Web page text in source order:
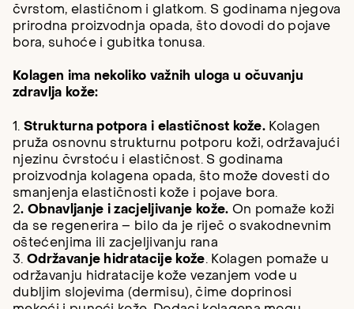
čvrstom, elastičnom i glatkom. S godinama njegova
prirodna proizvodnja opada, što dovodi do pojave
bora, suhoće i gubitka tonusa.
Kolagen ima nekoliko važnih uloga u očuvanju
zdravlja kože:
1. Strukturna potpora i elastičnost kože. Kolagen
pruža osnovnu strukturnu potporu koži, održavajući
njezinu čvrstoću i elastičnost. S godinama
proizvodnja kolagena opada, što može dovesti do
smanjenja elastičnosti kože i pojave bora.
2. Obnavljanje i zacjeljivanje kože. On pomaže koži
da se regenerira – bilo da je riječ o svakodnevnim
oštećenjima ili zacjeljivanju rana
3. Održavanje hidratacije kože. Kolagen pomaže u
održavanju hidratacije kože vezanjem vode u
dubljim slojevima (dermisu), čime doprinosi